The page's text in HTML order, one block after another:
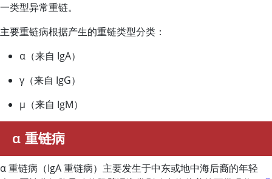
一类型异常重链。
主要重链病根据产生的重链类型分类：
α（来自 IgA）
γ（来自 IgG）
μ（来自 IgM）
α 重链病
α 重链病（IgA 重链病）主要发生于中东或地中海后裔的年轻